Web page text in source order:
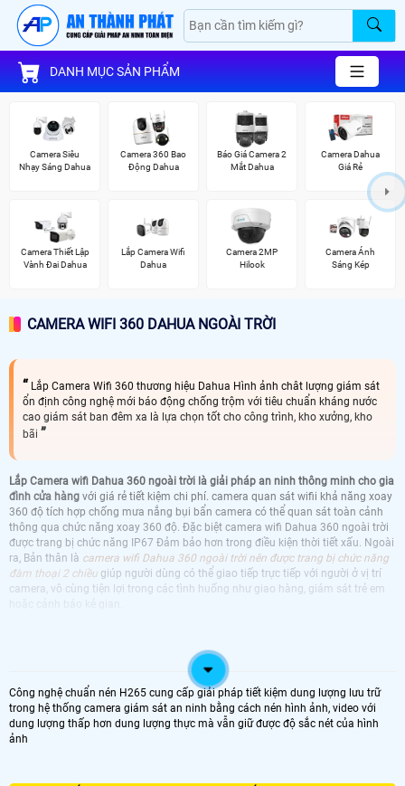
DANH MỤC SẢN PHẨM
Camera Siêu
Nhạy Sáng Dahua
Camera 360 Bao
Động Dahua
Báo Giá Camera 2
Mắt Dahua
Camera Dahua
Giá Rẻ
Camera Thiết Lập
Vành Đai Dahua
Lắp Camera Wifi
Dahua
Camera 2MP
Hilook
Camera Ánh
Sáng Kép
CAMERA WIFI 360 DAHUA NGOÀI TRỜI
Lắp Camera Wifi 360 thương hiệu Dahua Hình ảnh chât lượng giám sát
ổn định công nghệ mới báo động chống trộm với tiêu chuẩn kháng nước
cao giám sát ban đêm xa là lựa chọn tốt cho công trình, kho xưởng, kho
bãi
Lắp Camera wifi Dahua 360 ngoài trời là giải pháp an ninh thông minh cho gia
đình cửa hàng với giá rẻ tiết kiệm chi phí. camera quan sát wifii khả năng xoay
360 độ tích hợp chống mưa nắng bụi bẩn camera có thể quan sát toàn cảnh
thông qua chức năng xoay 360 độ. Đặc biệt camera wifi Dahua 360 ngoài trời
được trang bị chức năng IP67 Đảm bảo hơn trong điều kiện thời tiết xấu. Ngoài
ra, Bản thân là camera wifi Dahua 360 ngoài trời nên được trang bị chức năng
đàm thoại 2 chiều giúp người dùng có thể giao tiếp trực tiếp với người ở vị trí
camera, vô cùng tiện lợi trong các tình huống như giao hàng, giám sát trẻ em
CAMERA WIFI DAHUA 360 NGOÀI TRỜI
KBVISION GIÁ RẺ CHÂT LƯỢNG CAO
HIKVISION NGOÀI TRỜI
CAMERA WIFI DAHUA 360 NGOÀI TRỜI LÁP
NGOÀI TRỜI
CAMERA WIFI DAHUA 360 NGOÀI TRỜI
EZVIZ NGOÀI TRỜI
CAMERA WIFI DAHUA 360 NGOÀI TRỜI
IMOU NGOÀI TRỜI
Công nghệ chuẩn nén H265 cung cấp giải pháp tiết kiệm dung lượng lưu trữ
trong hệ thống camera giám sát an ninh bằng cách nén hình ảnh, video với
dung lượng thấp hơn dung lượng thực mà vẫn giữ được độ sắc nét của hình
ảnh